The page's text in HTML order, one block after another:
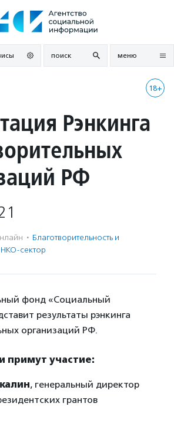
поиск меню
18+
Рэнкинга
РФ
· Благотвори­тель­ность и
НКО-сектор
фонд «Социальный
результаты рэнкинга
организаций РФ.
примут участие:
, генеральный директор
грантов